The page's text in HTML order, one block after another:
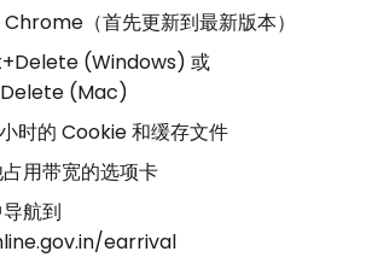
（首先更新到最新版本）
(Windows) 或
(Mac)
时的 Cookie 和缓存文件
用带宽的选项卡
航到
earrival